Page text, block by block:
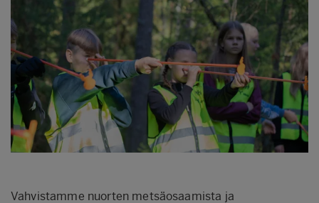
Vahvistamme nuorten metsäosaamista ja